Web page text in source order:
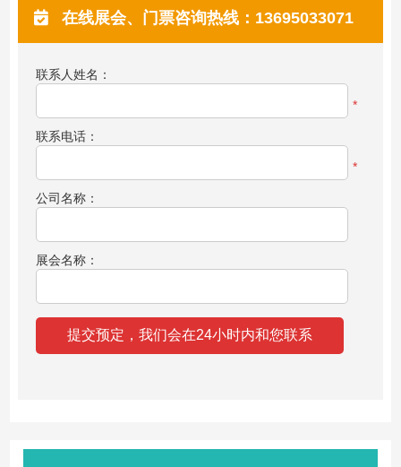
在线展会、门票咨询热线：13695033071
联系人姓名：
*
联系电话：
*
公司名称：
展会名称：